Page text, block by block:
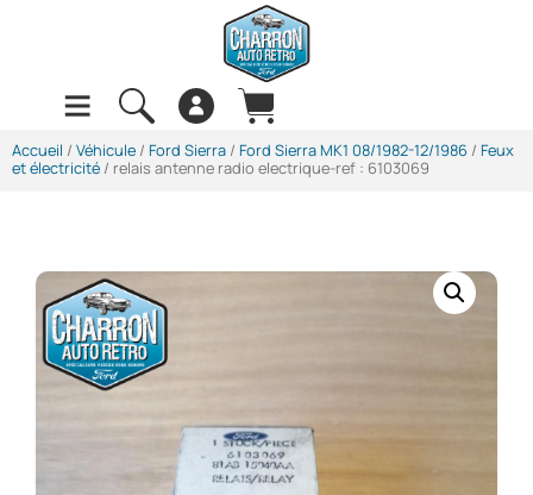
Accueil / Véhicule / Ford Sierra / Ford Sierra MK1 08/1982-12/1986 / Feux
et électricité / relais antenne radio electrique-ref : 6103069